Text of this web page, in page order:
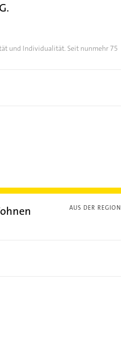
und Individualität. Seit nunmehr 75
AUS DER REGION